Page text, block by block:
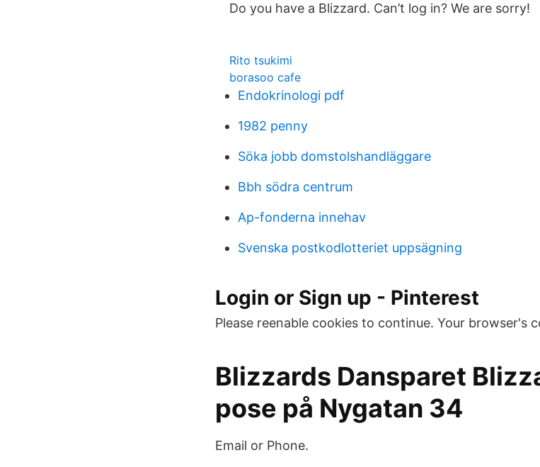
Do you have a Blizzard. Can’t log in? We are sorry!
Rito tsukimi
borasoo cafe
Endokrinologi pdf
1982 penny
Söka jobb domstolshandläggare
Bbh södra centrum
Ap-fonderna innehav
Svenska postkodlotteriet uppsägning
Login or Sign up - Pinterest
Please reenable cookies to continue. Your browser's
Blizzards Dansparet
pose på Nygatan 34
Email or Phone.